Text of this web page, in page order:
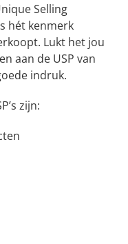
Selling
hét kenmerk
Lukt het jou
aan de USP van
indruk.
zijn: